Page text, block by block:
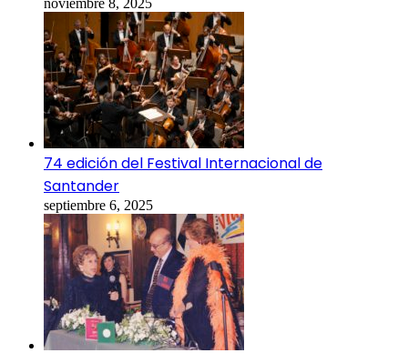
74 edición del Festival Internacional de
Santander
septiembre 6, 2025